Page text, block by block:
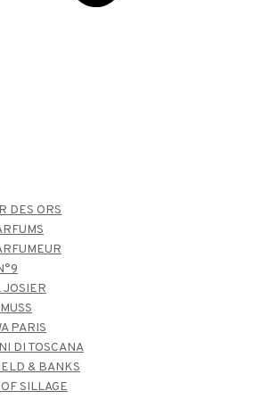
DES ORS
JOSIER
PARIS
DI TOSCANA
& BANKS
SILLAGE